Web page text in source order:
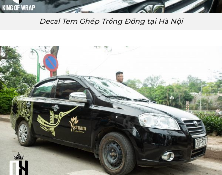
Decal Tem Ghép Trống Đồng tại Hà Nội